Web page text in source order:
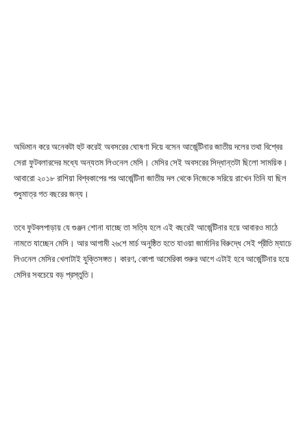
অভিমান করে অনেকটা হুট করেই অবসরের ঘোষণা দিয়ে বসেন আর্জেন্টিনার জাতীয় দলের তথা বিশ্বের
সেরা ফুটবলারদের মধ্যে অন্যতম লিওনেল মেসি। মেসির সেই অবসরের সিদ্ধান্তটা ছিলো সাময়িক।
আবারো ২০১৮ রাশিয়া বিশ্বকাপের পর আর্জেন্টিনা জাতীয় দল থেকে নিজেকে সরিয়ে রাখেন তিনি যা ছিল
শুধুমাত্র গত বছরের জন্য।
তবে ফুটবলপাড়ায় যে গুঞ্জন শোনা যাচ্ছে তা সত্যি হলে এই বছরেই আর্জেন্টিনার হয়ে আবারও মাঠে
নামতে যাচ্ছেন মেসি। আর আগামী ২৬শে মার্চ অনুষ্ঠিত হতে যাওয়া জার্মানির বিরুদ্ধে সেই প্রীতি ম্যাচে
লিওনেল মেসির খেলাটাই যুক্তিসঙ্গত। কারণ, কোপা আমেরিকা শুরুর আগে এটাই হবে আর্জেন্টিনার হয়ে
মেসির সবচেয়ে বড় প্রস্তুতি।